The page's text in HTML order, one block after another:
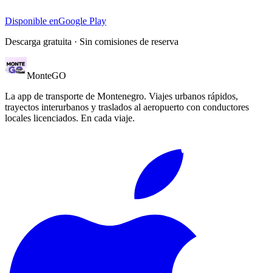
Disponible enGoogle Play
Descarga gratuita · Sin comisiones de reserva
MonteGO
La app de transporte de Montenegro. Viajes urbanos rápidos,
trayectos interurbanos y traslados al aeropuerto con conductores
locales licenciados. En cada viaje.